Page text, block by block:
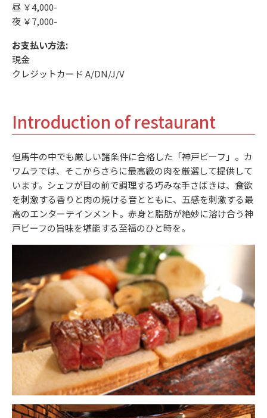
昼 ￥4,000-
夜 ￥7,000-
お支払い方法:
現金
クレジットカード A/DN/J/V
Introduction of restaurant
但馬牛の中でも厳しい諸条件に合格した「神戸ビーフ」。カ
ワムラでは、そこからさらに最高級の肉を厳選して提供して
います。シェフが目の前で調理する巧みな手さばきは、食欲
を刺激する香りと肉の焼ける音とともに、五感を刺激する最
高のエンターテインメント。赤身と脂肪が絶妙に溶け合う神
戸ビーフの旨味を堪能する至福のひと時を。